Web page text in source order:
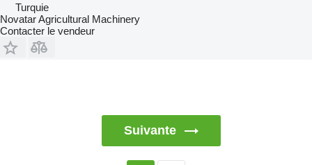
Turquie
Novatar Agricultural Machinery
Contacter le vendeur
Suivante